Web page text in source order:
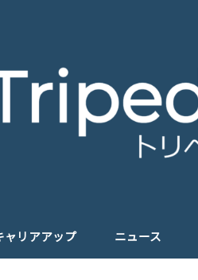
ャリアアップ ニュース